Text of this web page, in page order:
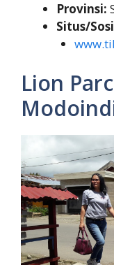
Provinsi:
Situs/
Lion